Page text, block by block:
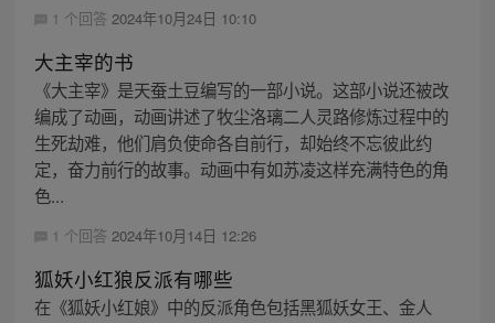
1 个回答 2024年10月24日 10:10
大主宰的书
《大主宰》是天蚕土豆编写的一部小说。这部小说还被改
编成了动画，动画讲述了牧尘洛璃二人灵路修炼过程中的
生死劫难，他们肩负使命各自前行，却始终不忘彼此约
定，奋力前行的故事。动画中有如苏凌这样充满特色的角
色...
1 个回答 2024年10月14日 12:26
狐妖小红狼反派有哪些
在《狐妖小红娘》中的反派角色包括黑狐妖女王、金人